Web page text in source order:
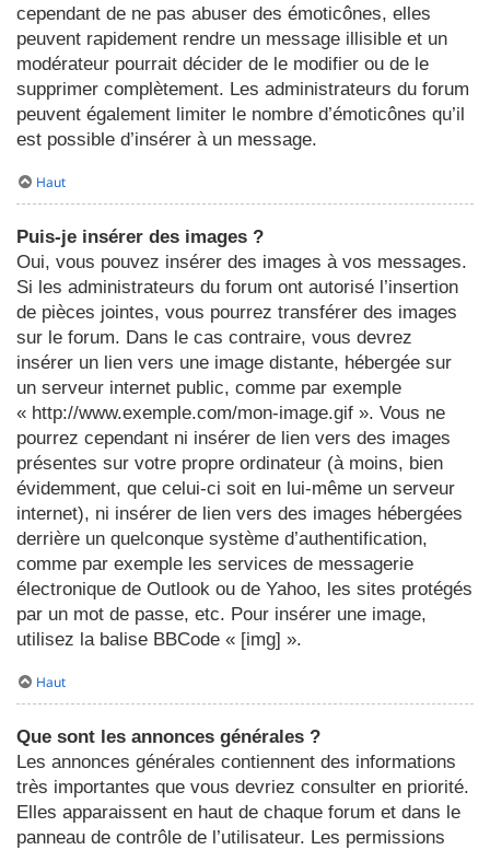
cependant de ne pas abuser des émoticônes, elles
peuvent rapidement rendre un message illisible et un
modérateur pourrait décider de le modifier ou de le
supprimer complètement. Les administrateurs du forum
peuvent également limiter le nombre d’émoticônes qu’il
est possible d’insérer à un message.
Haut
Puis-je insérer des images ?
Oui, vous pouvez insérer des images à vos messages.
Si les administrateurs du forum ont autorisé l’insertion
de pièces jointes, vous pourrez transférer des images
sur le forum. Dans le cas contraire, vous devrez
insérer un lien vers une image distante, hébergée sur
un serveur internet public, comme par exemple
« http://www.exemple.com/mon-image.gif ». Vous ne
pourrez cependant ni insérer de lien vers des images
présentes sur votre propre ordinateur (à moins, bien
évidemment, que celui-ci soit en lui-même un serveur
internet), ni insérer de lien vers des images hébergées
derrière un quelconque système d’authentification,
comme par exemple les services de messagerie
électronique de Outlook ou de Yahoo, les sites protégés
par un mot de passe, etc. Pour insérer une image,
utilisez la balise BBCode « [img] ».
Haut
Que sont les annonces générales ?
Les annonces générales contiennent des informations
très importantes que vous devriez consulter en priorité.
Elles apparaissent en haut de chaque forum et dans le
panneau de contrôle de l’utilisateur. Les permissions